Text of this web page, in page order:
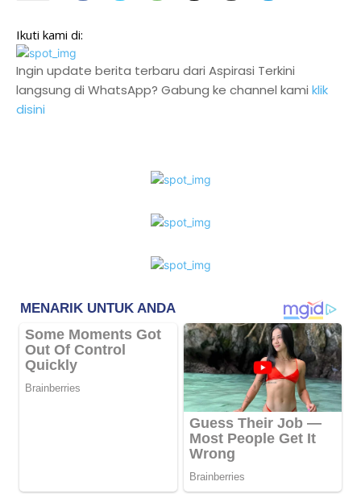
Ikuti kami di:
Ingin update berita terbaru dari Aspirasi Terkini
langsung di WhatsApp? Gabung ke channel kami klik
disini